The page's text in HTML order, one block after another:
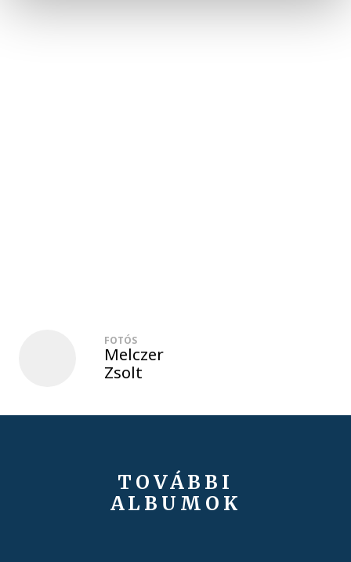
FOTÓS
Melczer
Zsolt
TOVÁBBI
ALBUMOK